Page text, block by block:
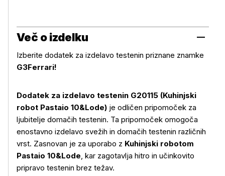
Več o izdelku
Izberite dodatek za izdelavo testenin priznane znamke
G3Ferrari!
Dodatek za izdelavo testenin G20115 (Kuhinjski
robot Pastaio 10&Lode) je odličen pripomoček za
ljubitelje domačih testenin. Ta pripomoček omogoča
enostavno izdelavo svežih in domačih testenin različnih
vrst. Zasnovan je za uporabo z Kuhinjski robotom
Pastaio 10&Lode, kar zagotavlja hitro in učinkovito
pripravo testenin brez težav.